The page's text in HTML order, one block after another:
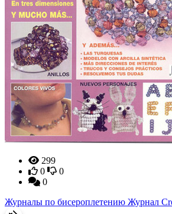
бисероплетению Журнал Crea con